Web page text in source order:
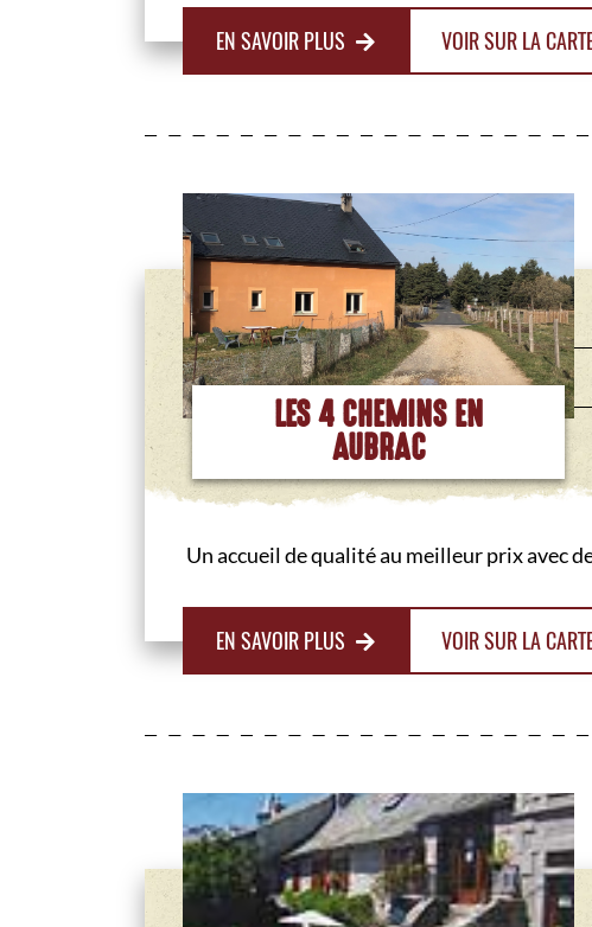
EN SAVOIR PLUS VOIR SUR LA
LES 4 CHEMINS EN
AUBRAC
Un accueil de qualité au meilleur prix avec
EN SAVOIR PLUS VOIR SUR LA